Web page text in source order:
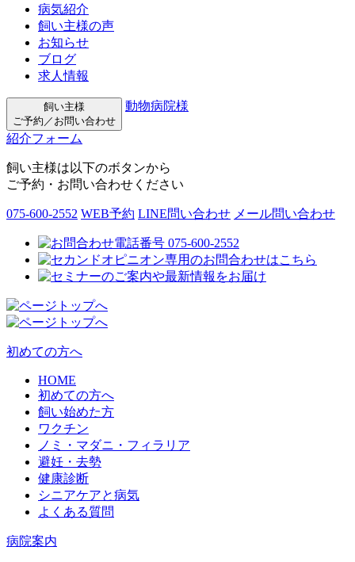
病気紹介
飼い主様の声
お知らせ
ブログ
求人情報
飼い主様
ご予約／お問い合わせ
動物病院様
紹介フォーム
飼い主様は以下のボタンから
ご予約・お問い合わせください
075-600-2552 WEB予約 LINE問い合わせ メール問い合わせ
初めての方へ
HOME
初めての方へ
飼い始めた方
ワクチン
ノミ・マダニ・フィラリア
避妊・去勢
健康診断
シニアケアと病気
よくある質問
病院案内